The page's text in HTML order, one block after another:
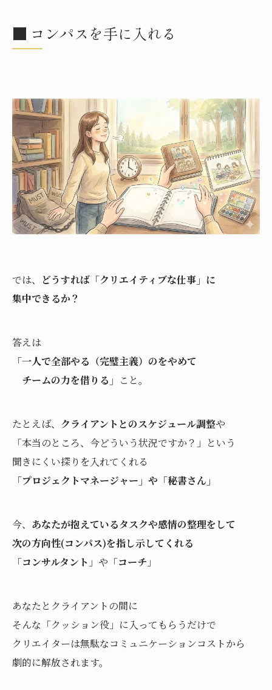
■ コンパスを手に入れる
では、
どうすれば「クリエイティブな仕事」に
集中できるか？
答えは
「一人で全部やる（完璧主義）のをやめて
チームの力を借りる」 こと。
たとえば、 クライアントとのスケジュール調整や
「本当のところ、今どういう状況ですか？」という
聞きにくい探りを入れてくれる
「プロジェクトマネージャー」や「秘書さん」
今、 あなたが抱えているタスクや感情の整理をして
次の方向性(コンパス)を指し示してくれる
「コンサルタント 」や「コーチ 」
あなたとクライアントの間に
そんな「クッション役」に入ってもらうだけで
クリエイターは無駄なコミュニケーションコストから
劇的に解放されます。